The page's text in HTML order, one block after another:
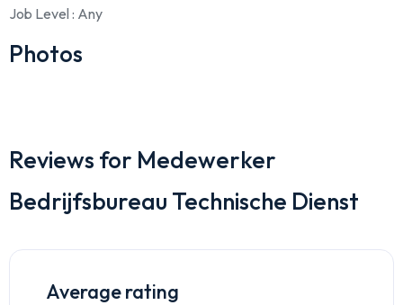
Job Level: Any
Photos
Reviews for Medewerker
Bedrijfsbureau Technische Dienst
Average rating